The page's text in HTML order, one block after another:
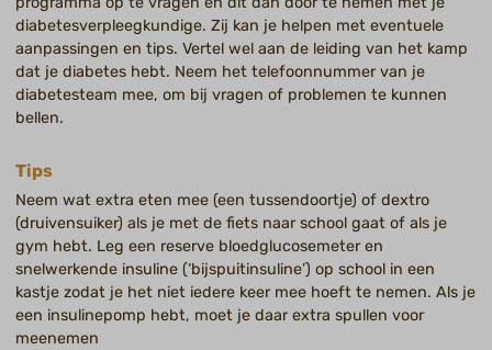
diabetesverpleegkundige. Zij kan je helpen met eventuele
aanpassingen en tips. Vertel wel aan de leiding van het kamp
dat je diabetes hebt. Neem het telefoonnummer van je
diabetesteam mee, om bij vragen of problemen te kunnen
bellen.
Tips
Neem wat extra eten mee (een tussendoortje) of dextro
(druivensuiker) als je met de fiets naar school gaat of als je
gym hebt. Leg een reserve bloedglucosemeter en
snelwerkende insuline (‘bijspuitinsuline’) op school in een
kastje zodat je het niet iedere keer mee hoeft te nemen. Als je
een insulinepomp hebt, moet je daar extra spullen voor
meenemen